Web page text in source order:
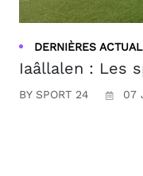
DERNIÈRES
Iaâllalen : Les
BY SPORT 24 07